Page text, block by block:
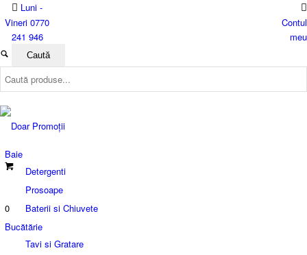
Luni -
Vineri 0770
241 946
Contul
meu
0
Baie
Detergenti
Prosoape
Baterii si Chiuvete
Bucătărie
Tavi si Gratare